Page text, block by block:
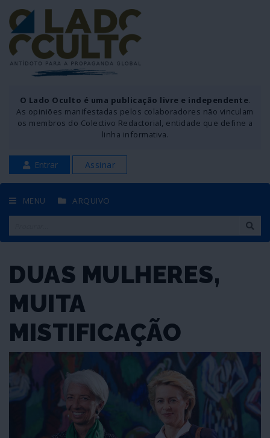
O Lado Oculto é uma publicação livre e independente.
As opiniões manifestadas pelos colaboradores não vinculam
os membros do Colectivo Redactorial, entidade que define a
linha informativa.
Entrar Assinar
MENU ARQUIVO
DUAS MULHERES,
MUITA
MISTIFICAÇÃO